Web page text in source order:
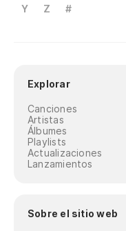
Y
Z #
Explorar
Canciones
Artistas
Álbumes
Playlists
Actualizaciones
Lanzamientos
Sobre el sitio web